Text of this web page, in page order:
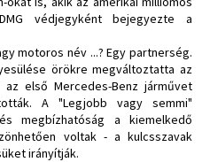
védjegyként bejegyezte a
motoros név ...? Egy partnerség.
örökre megváltoztatta az
első Mercedes-Benz járművet
A "Legjobb vagy semmi"
megbízhatóság a kiemelkedő
voltak - a kulcsszavak
irányítják.